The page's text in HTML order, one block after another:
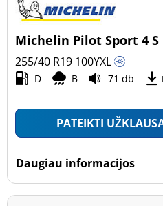
Michelin Pilot Sport 4 S
255/40 R19 100YXL
D B 71 db
PATEIKTI
Daugiau informacijos